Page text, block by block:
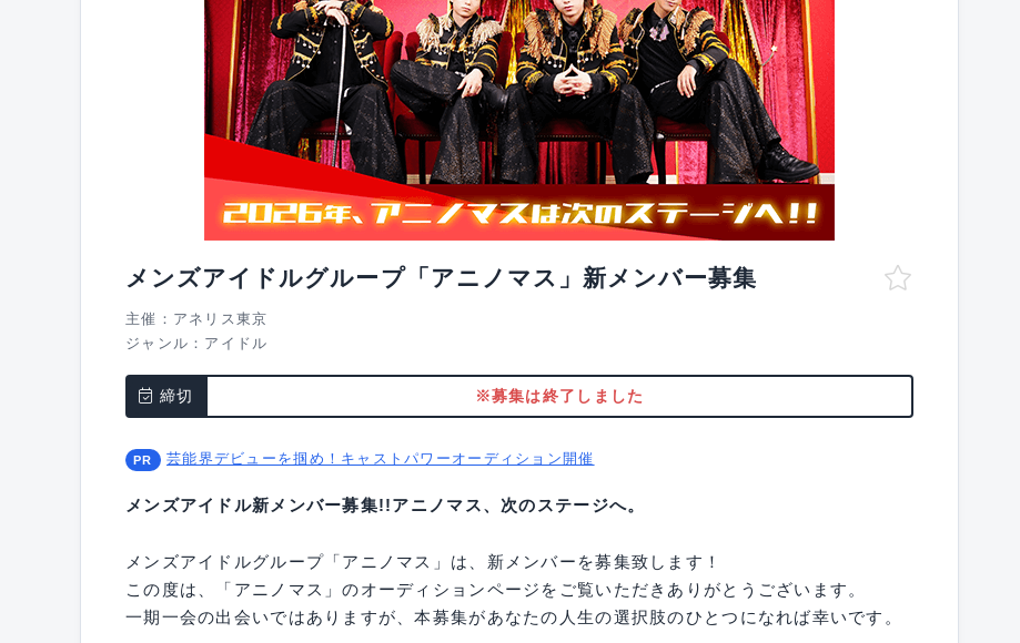
メンズアイドルグループ「アニノマス」新メンバー募集
主催：アネリス東京
ジャンル： アイドル
締切 ※募集は終了しました
芸能界デビューを掴め！キャストパワーオーディション開催
メンズアイドル新メンバー募集!!アニノマス、次のステージへ。
メンズアイドルグループ「アニノマス」は、新メンバーを募集致します！
この度は、「アニノマス」のオーディションページをご覧いただきありがとうございます。
一期一会の出会いではありますが、本募集があなたの人生の選択肢のひとつになれば幸いです。